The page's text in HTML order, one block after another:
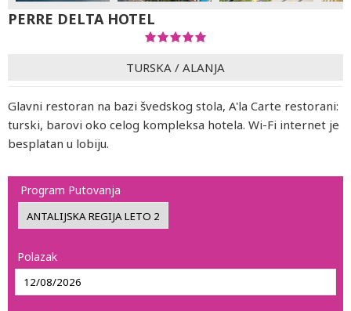
PERRE DELTA HOTEL
TURSKA / ALANJA
Glavni restoran na bazi švedskog stola, A'la Carte restorani:
turski, barovi oko celog kompleksa hotela. Wi-Fi internet je
besplatan u lobiju.
Program Putovanja
Polazak